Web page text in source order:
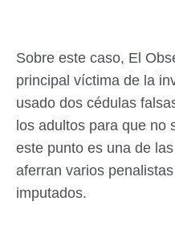
Sobre este caso, El
principal víctima de la
usado dos cédulas
los adultos para que no
este punto es una de
aferran varios
imputados.